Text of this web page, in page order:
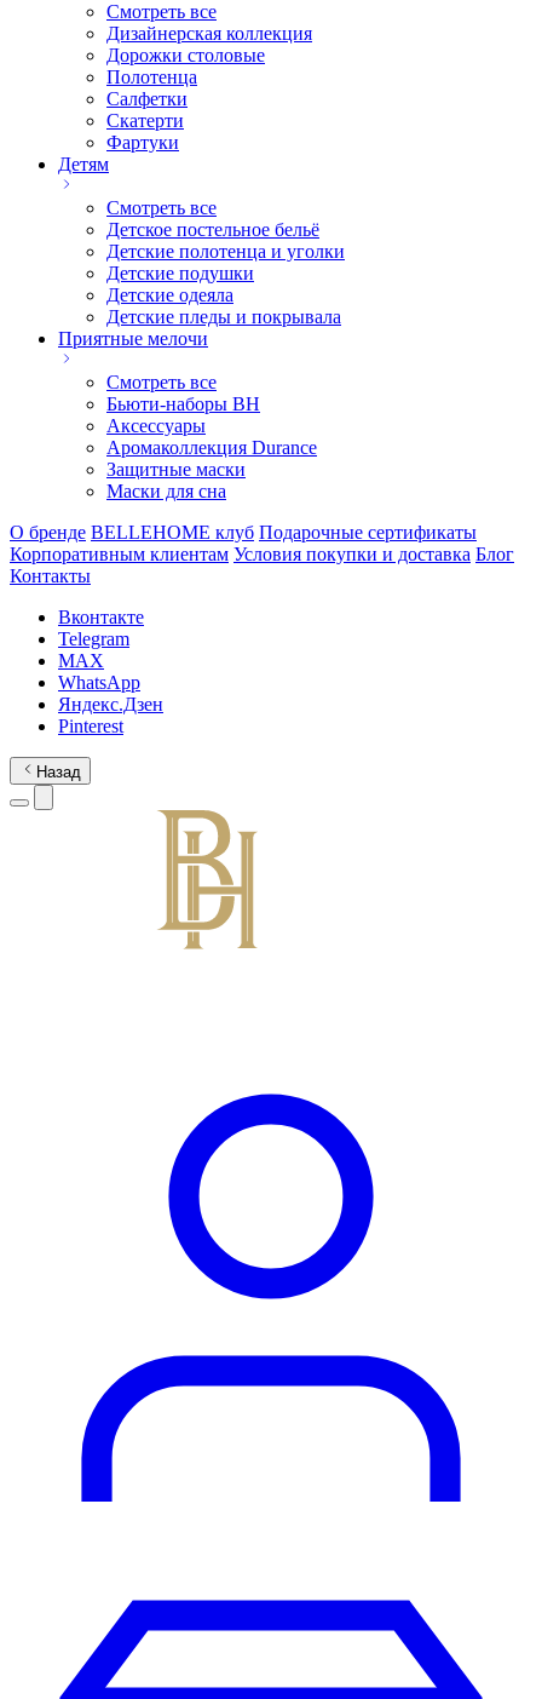
Смотреть все
Дизайнерская коллекция
Дорожки столовые
Полотенца
Салфетки
Скатерти
Фартуки
Детям
Смотреть все
Детское постельное бельё
Детские полотенца и уголки
Детские подушки
Детские одеяла
Детские пледы и покрывала
Приятные мелочи
Смотреть все
Бьюти-наборы ВН
Аксессуары
Аромаколлекция Durance
Защитные маски
Маски для сна
О бренде BELLEHOME клуб Подарочные сертификаты
Корпоративным клиентам Условия покупки и доставка Блог
Контакты
Вконтакте
Telegram
MAX
WhatsApp
Яндекс.Дзен
Pinterest
Назад